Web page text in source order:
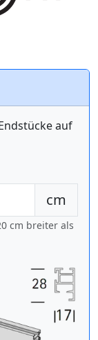
auf
cm
cm breiter als